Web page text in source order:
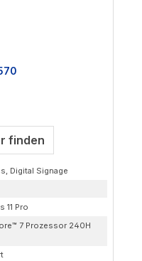
finden
Digital Signage
11 Pro
7 Prozessor 240H